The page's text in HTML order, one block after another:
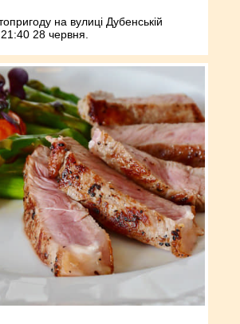
на вулиці Дубенській
21:40 28 червня.